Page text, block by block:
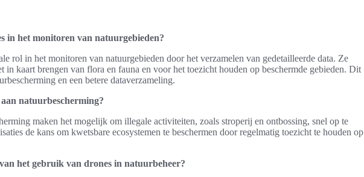
in het monitoren van natuurgebieden?
rol in het monitoren van natuurgebieden door het verzamelen van gedetailleerde data. Ze
in kaart brengen van flora en fauna en voor het toezicht houden op beschermde gebieden. Dit
en een betere dataverzameling.
natuurbescherming?
maken het mogelijk om illegale activiteiten, zoals stroperij en ontbossing, snel op te
de kans om kwetsbare ecosystemen te beschermen door regelmatig toezicht te houden op
het gebruik van drones in natuurbeheer?